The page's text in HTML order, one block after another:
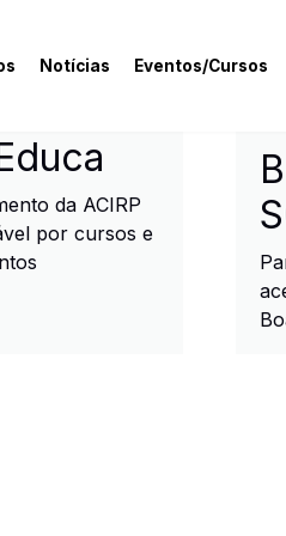
Notícias Eventos/Cursos
e
da ACIRP
por cursos e